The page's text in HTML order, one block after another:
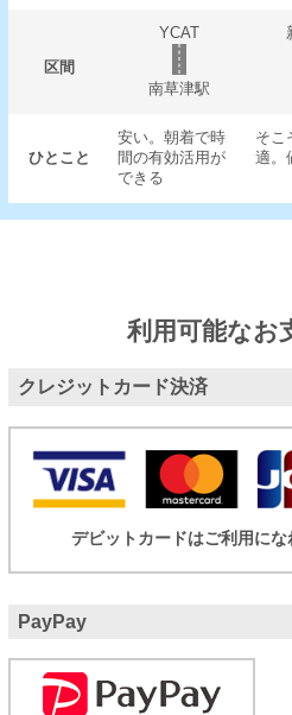
区間
YCAT
南草津駅
ひとこと
安い。朝着で時
間の有効活用が
できる
そこ
適。
利用可能なお
クレジットカード決済
デビットカードはご利用にな
PayPay